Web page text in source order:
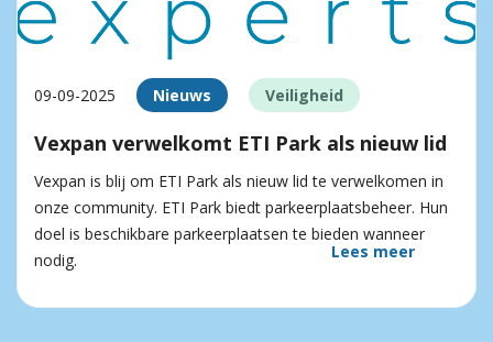
09-09-2025 Nieuws Veiligheid
Vexpan verwelkomt ETI Park als nieuw lid
Vexpan is blij om ETI Park als nieuw lid te verwelkomen in
onze community. ETI Park biedt parkeerplaatsbeheer. Hun
doel is beschikbare parkeerplaatsen te bieden wanneer
nodig.
Lees meer